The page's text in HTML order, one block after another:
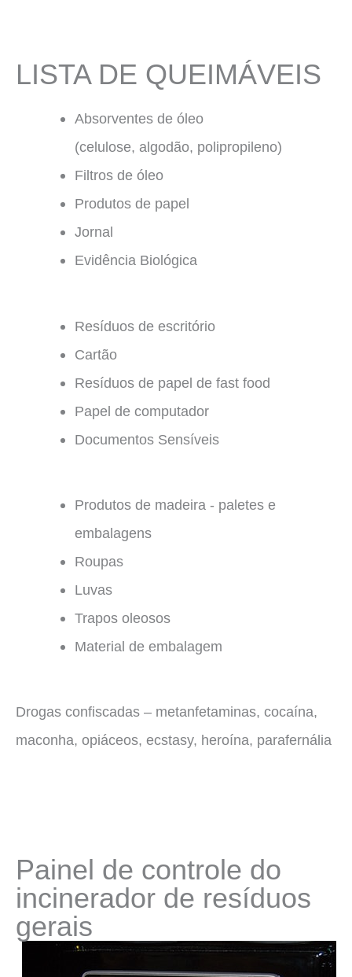
LISTA DE QUEIMÁVEIS
Absorventes de óleo
(celulose, algodão, polipropileno)
Filtros de óleo
Produtos de papel
Jornal
Evidência Biológica
Resíduos de escritório
Cartão
Resíduos de papel de fast food
Papel de computador
Documentos Sensíveis
Produtos de madeira - paletes e
embalagens
Roupas
Luvas
Trapos oleosos
Material de embalagem
Drogas confiscadas – metanfetaminas, cocaína,
maconha, opiáceos, ecstasy, heroína, parafernália
Painel de controle do
incinerador de resíduos
gerais